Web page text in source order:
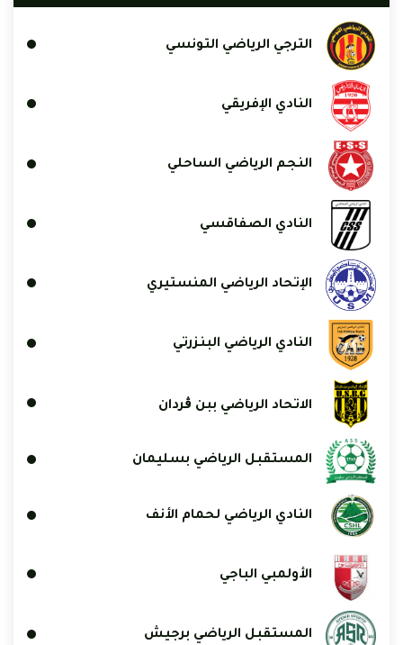
الترجي الرياضي التونسي
النادي الإفريقي
النجم الرياضي الساحلي
النادي الصفاقسي
الإتحاد الرياضي المنستيري
النادي الرياضي البنزرتي
الاتحاد الرياضي ببن ڨردان
المستقبل الرياضي بسليمان
النادي الرياضي لحمام الأنف
الأولمبي الباجي
المستقبل الرياضي برجيش